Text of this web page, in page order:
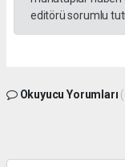
editörü sorumlu
Okuyucu Yorumları